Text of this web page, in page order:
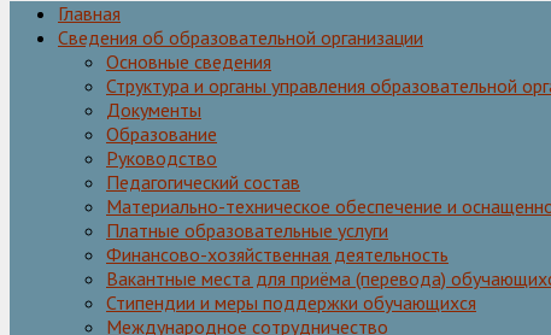
Главная
Сведения об образовательной организации
Основные сведения
Структура и органы управления образовательной
Документы
Образование
Руководство
Педагогический состав
Материально-техническое обеспечение и
Платные образовательные услуги
Финансово-хозяйственная деятельность
Вакантные места для приёма (перевода)
Стипендии и меры поддержки обучающихся
Международное сотрудничество